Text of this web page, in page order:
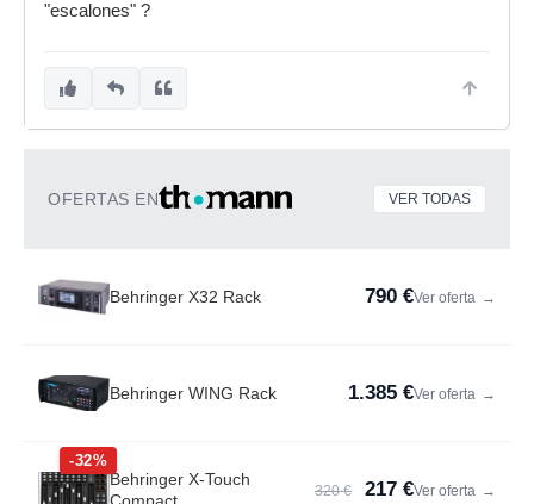
"escalones" ?
OFERTAS EN VER TODAS
Behringer X32 Rack 790 €Ver oferta →
Behringer WING Rack 1.385 €Ver oferta →
-32%
Behringer X-Touch
320 € 217 €Ver oferta →